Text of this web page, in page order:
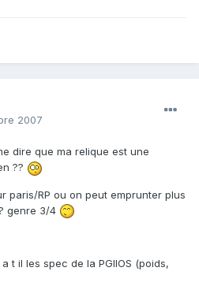
2007
dire que ma relique est une
??
paris/RP ou on peut emprunter plus
genre 3/4
t il les spec de la PGIIOS (poids,